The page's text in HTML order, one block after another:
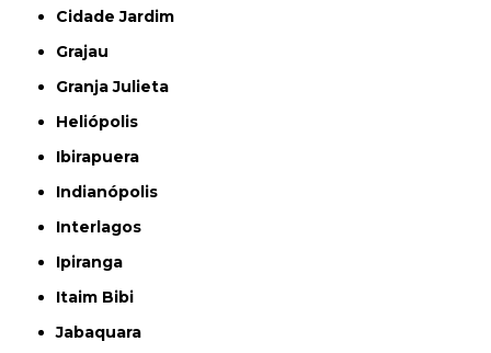
Cidade Jardim
Grajau
Granja Julieta
Heliópolis
Ibirapuera
Indianópolis
Interlagos
Ipiranga
Itaim Bibi
Jabaquara